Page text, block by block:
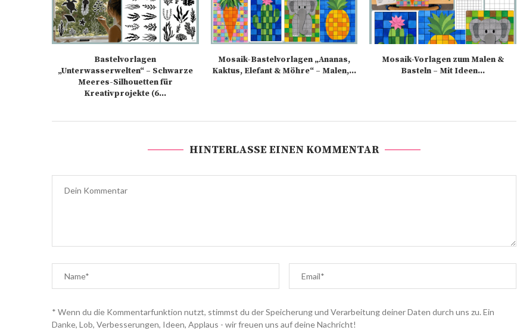
Bastelvorlagen
„Unterwasserwelten“ – Schwarze
Meeres-Silhouetten für
Kreativprojekte (6...
Mosaik-Bastelvorlagen „Ananas,
Kaktus, Elefant & Möhre“ – Malen,...
Mosaik-Vorlagen zum Malen &
Basteln – Mit Ideen...
HINTERLASSE EINEN KOMMENTAR
* Wenn du die Kommentarfunktion nutzt, stimmst du der Speicherung und Verarbeitung deiner Daten durch uns zu. Ein
Danke, Lob, Verbesserungen, Ideen, Applaus - wir freuen uns auf deine Nachricht!